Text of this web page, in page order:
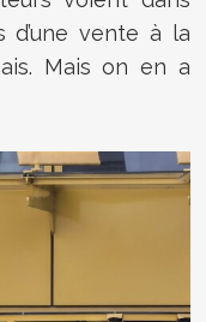
d’une vente à la
Mais on en a